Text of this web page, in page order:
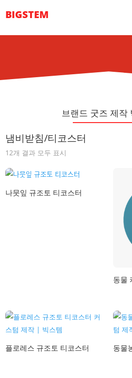
BIGSTEM
브랜드 굿즈 제작
냄비받침/티코스터
12개 결과 모두 표시
순
으
로
정
나뭇잎 규조토 티코스터
동물
플로레스 규조토 티코스터 동물